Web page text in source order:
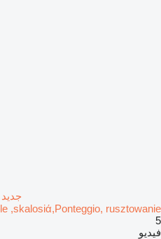
,skalosiά,Ponteggio, rusztowanie
5
فيديو